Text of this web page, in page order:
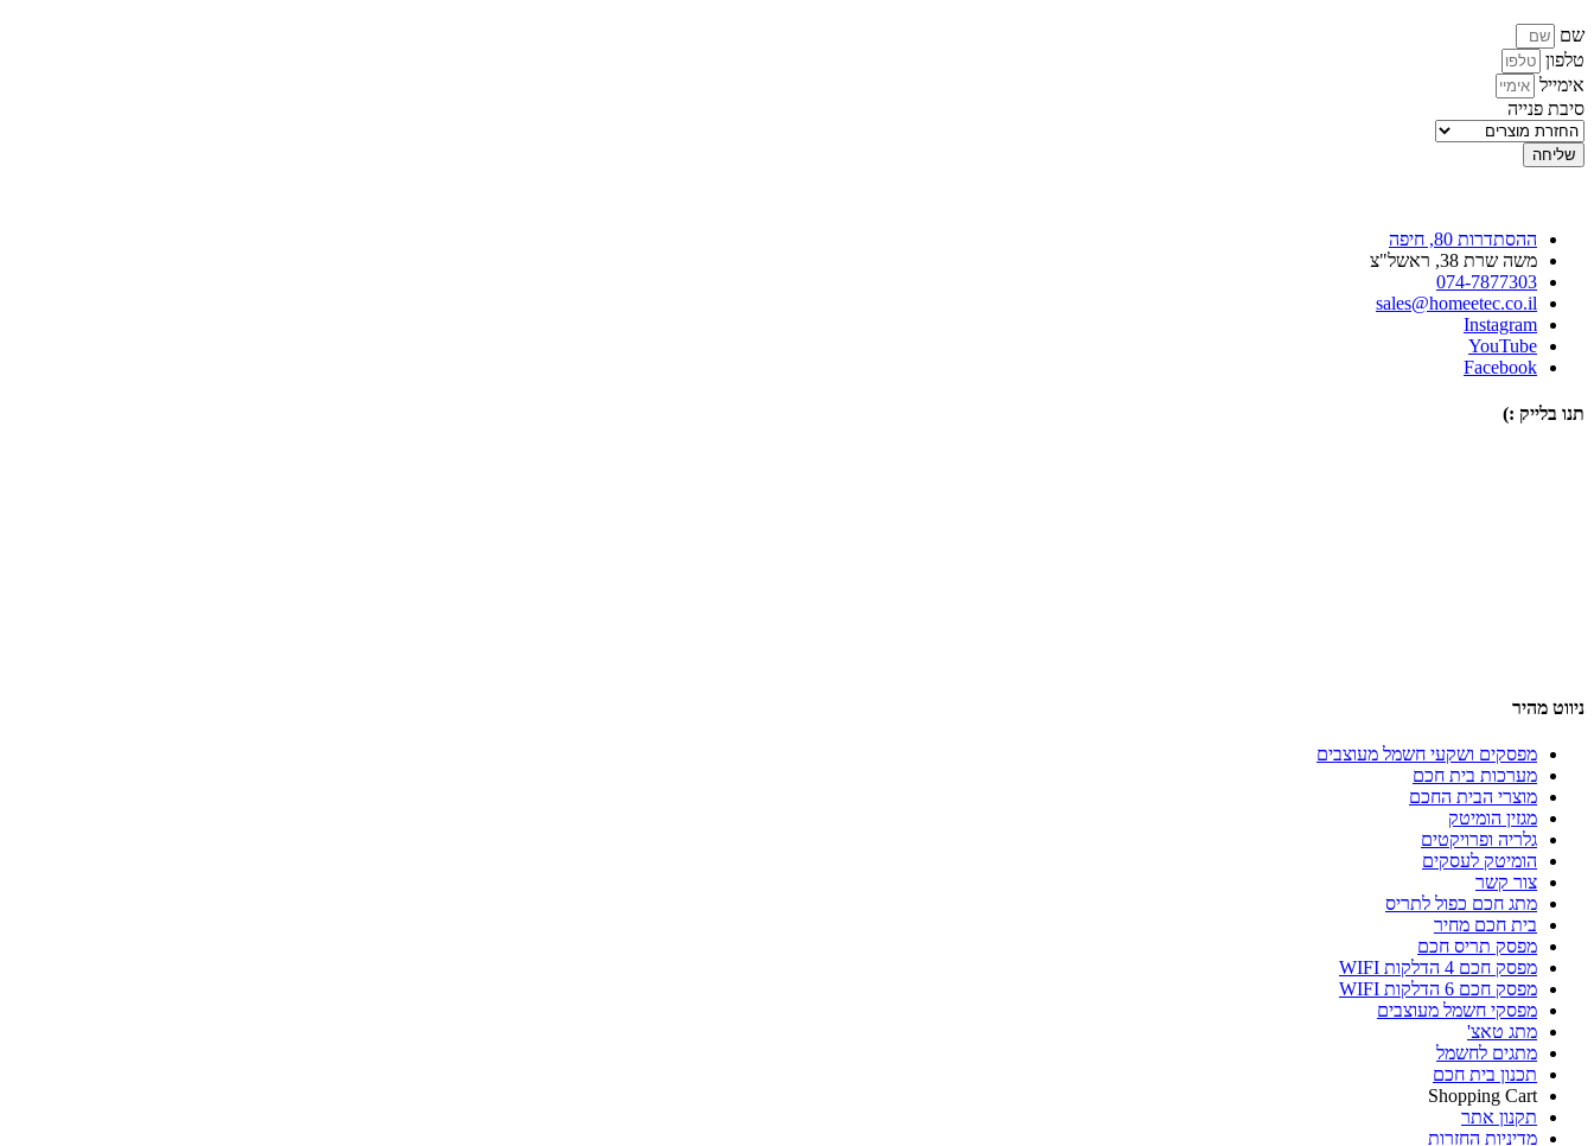
שם
טלפון
אימייל
סיבת פנייה
שליחה
ההסתדרות 80, חיפה
משה שרת 38, ראשל"צ
074-7877303
sales@homeetec.co.il
Instagram
YouTube
Facebook
תנו בלייק :)
ניווט מהיר
מפסקים ושקעי חשמל מעוצבים
מערכות בית חכם
מוצרי הבית החכם
מגזין הומיטק
גלריה ופרויקטים
הומיטק לעסקים
צור קשר
מתג חכם כפול לתריס
בית חכם מחיר
מפסק תריס חכם
מפסק חכם 4 הדלקות WIFI
מפסק חכם 6 הדלקות WIFI
מפסקי חשמל מעוצבים
מתג טאצ'
מתגים לחשמל
תכנון בית חכם
Shopping Cart
תקנון אתר
מדיניות החזרות